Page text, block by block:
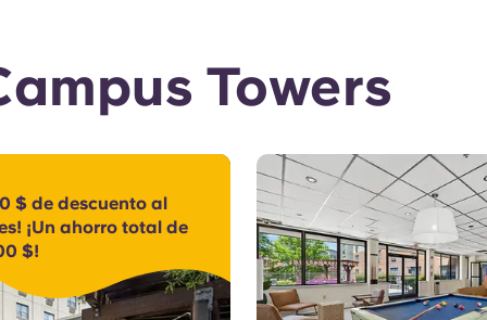
la innovación,
Quiénes somos
Preguntas
Blog
Towers
$ de descuento al
¡Un ahorro total de
$!